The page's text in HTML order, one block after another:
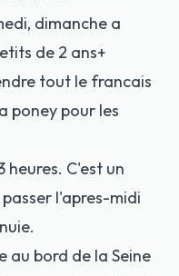
dimanche a
de 2 ans+
tout le francais
poney pour les
heures. C'est un
l'apres-midi
au bord de la Seine